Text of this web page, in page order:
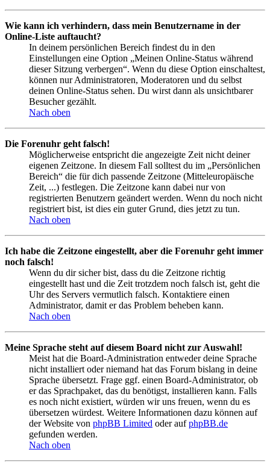
Wie kann ich verhindern, dass mein Benutzername in der
Online-Liste auftaucht?
In deinem persönlichen Bereich findest du in den
Einstellungen eine Option „Meinen Online-Status während
dieser Sitzung verbergen“. Wenn du diese Option einschaltest,
können nur Administratoren, Moderatoren und du selbst
deinen Online-Status sehen. Du wirst dann als unsichtbarer
Besucher gezählt.
Nach oben
Die Forenuhr geht falsch!
Möglicherweise entspricht die angezeigte Zeit nicht deiner
eigenen Zeitzone. In diesem Fall solltest du im „Persönlichen
Bereich“ die für dich passende Zeitzone (Mitteleuropäische
Zeit, ...) festlegen. Die Zeitzone kann dabei nur von
registrierten Benutzern geändert werden. Wenn du noch nicht
registriert bist, ist dies ein guter Grund, dies jetzt zu tun.
Nach oben
Ich habe die Zeitzone eingestellt, aber die Forenuhr geht immer
noch falsch!
Wenn du dir sicher bist, dass du die Zeitzone richtig
eingestellt hast und die Zeit trotzdem noch falsch ist, geht die
Uhr des Servers vermutlich falsch. Kontaktiere einen
Administrator, damit er das Problem beheben kann.
Nach oben
Meine Sprache steht auf diesem Board nicht zur Auswahl!
Meist hat die Board-Administration entweder deine Sprache
nicht installiert oder niemand hat das Forum bislang in deine
Sprache übersetzt. Frage ggf. einen Board-Administrator, ob
er das Sprachpaket, das du benötigst, installieren kann. Falls
es noch nicht existiert, würden wir uns freuen, wenn du es
übersetzen würdest. Weitere Informationen dazu können auf
der Website von phpBB Limited oder aufphpBB.de
gefunden werden.
Nach oben